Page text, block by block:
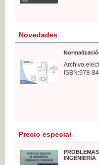
Novedades
Archivo
ISBN:978-
Precio especial
INGENIERÍA